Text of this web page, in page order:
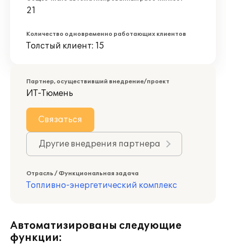
21
Количество одновременно работающих клиентов
Толстый клиент: 15
Партнер, осуществивший внедрение/проект
ИТ-Тюмень
Связаться
Другие внедрения партнера
Отрасль / Функциональная задача
Топливно-энергетический комплекс
Автоматизированы следующие
функции: